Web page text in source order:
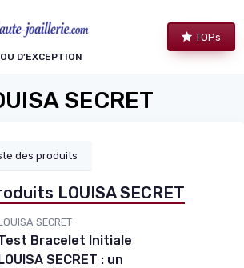
D’EXCEPTION
TOPs
SECRET
des produits
LOUISA SECRET
SECRET
Bracelet Initiale
SECRET : un
des cookies